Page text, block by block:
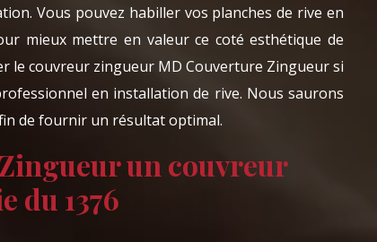
Vous pouvez habiller vos planches de rive en
mieux mettre en valeur ce coté esthétique de
le couvreur zingueur MD Couverture Zingueur si
en installation de rive. Nous saurons
de fournir un résultat optimal.
un couvreur
du 1376